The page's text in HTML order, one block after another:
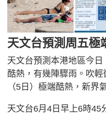
天文台預測周五極
天文台預測本港地區今
酷熱，有幾陣驟雨。吹
（5日）極端酷熱，新界
天文台6月4日早上6時45